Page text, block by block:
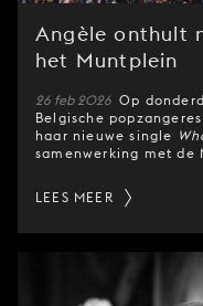
Angèle onthult
het Muntplein
26 feb 2026 Op
Belgische
haar nieuwe single
samenwerking met de
LEES MEER